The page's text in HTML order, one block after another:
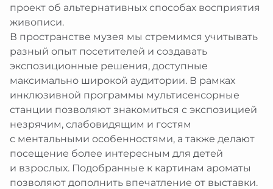
проект об альтернативных способах восприятия
живописи.
В пространстве музея мы стремимся учитывать
разный опыт посетителей и создавать
экспозиционные решения, доступные
максимально широкой аудитории. В рамках
инклюзивной программы мультисенсорные
станции позволяют знакомиться с экспозицией
незрячим, слабовидящим и гостям
с ментальными особенностями, а также делают
посещение более интересным для детей
и взрослых. Подобранные к картинам ароматы
позволяют дополнить впечатление от выставки.